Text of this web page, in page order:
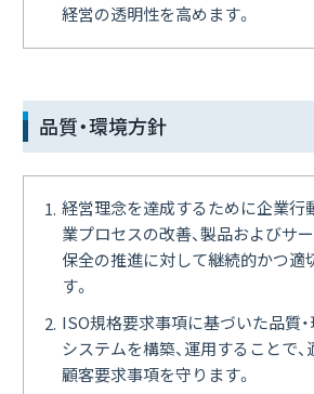
経営の透明性を高めます。
品質・環境方針
経営理念を達成するために企業行
業プロセスの改善、製品およびサ
保全の推進に対して継続的かつ適
す。
ISO規格要求事項に基づいた品質
システムを構築、運用することで
顧客要求事項を守ります。